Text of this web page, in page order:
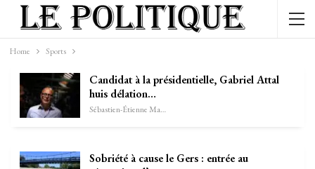
Home Sports
Candidat à la présidentielle, Gabriel Attal
huis délation…
Sébastien-Étienne Marechal
Sobriété à cause le Gers : entrée au